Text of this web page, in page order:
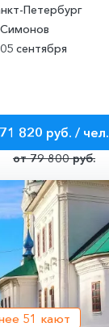
Петербург
05 сентября
71 820 руб. / чел.
от 79 800 руб.
51 кают